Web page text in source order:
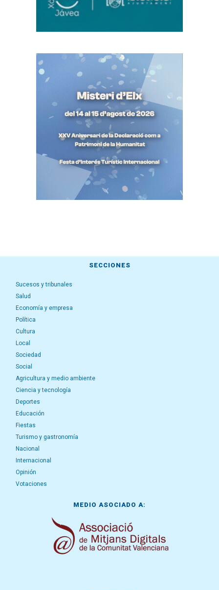
SECCIONES
Sucesos y tribunales
Salud
Economía y empresa
Política
Cultura
Local
Sociedad
Social
Agricultura y medio ambiente
Ciencia y tecnología
Deportes
Educación
Fiestas
Turismo y gastronomía
Nacional
Internacional
Opinión
Votaciones
MEDIO ASOCIADO A: